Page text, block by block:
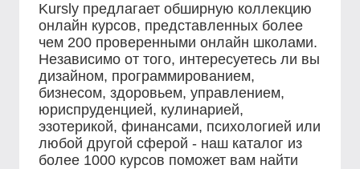
Kursly предлагает обширную коллекцию
онлайн курсов, представленных более
чем 200 проверенными онлайн школами.
Независимо от того, интересуетесь ли вы
дизайном, программированием,
бизнесом, здоровьем, управлением,
юриспруденцией, кулинарией,
эзотерикой, финансами, психологией или
любой другой сферой - наш каталог из
более 1000 курсов поможет вам найти